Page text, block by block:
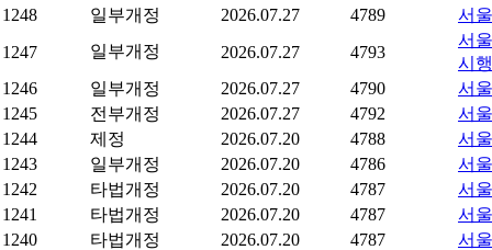
1248
일부개정 2026.07.27 4789
서
1247
일부개정 2026.07.27 4793
서
시
1246
일부개정 2026.07.27 4790
서
1245
전부개정 2026.07.27 4792
서
1244
제정 2026.07.20 4788
서
1243
일부개정 2026.07.20 4786
서
1242
타법개정 2026.07.20 4787
서
1241
타법개정 2026.07.20 4787
서
1240
타법개정 2026.07.20 4787
서